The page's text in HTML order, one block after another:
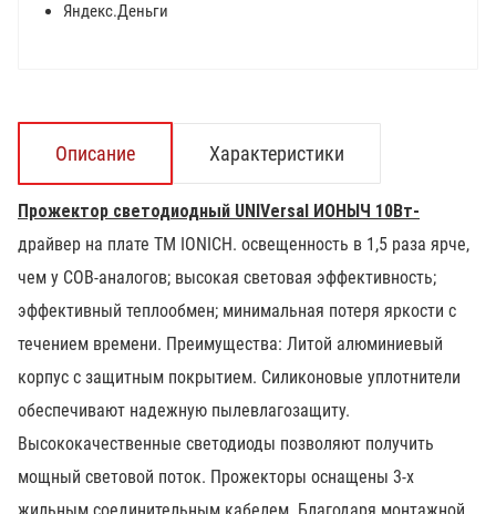
Яндекс.Деньги
Описание Характеристики
Прожектор светодиодный UNIVersal ИОНЫЧ 10Вт-
драйвер на плате TM IONICH. освещенность в 1,5 раза ярче,
чем у СОВ-аналогов; высокая световая эффективность;
эффективный теплообмен; минимальная потеря яркости с
течением времени. Преимущества: Литой алюминиевый
корпус с защитным покрытием. Силиконовые уплотнители
обеспечивают надежную пылевлагозащиту.
Высококачественные светодиоды позволяют получить
мощный световой поток. Прожекторы оснащены 3-х